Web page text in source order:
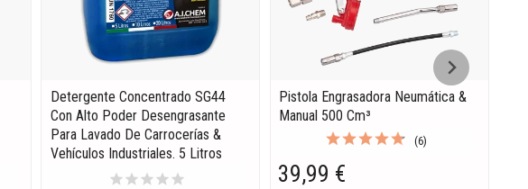
Detergente Concentrado SG44
Con Alto Poder Desengrasante
Para Lavado De Carrocerías &
Vehículos Industriales. 5 Litros
starstarstarstarstar
Pistola Engrasadora Neumática &
Manual 500 Cm³
(6)
39,99 €